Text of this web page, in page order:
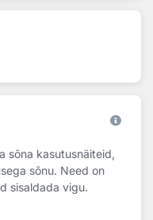
sõna kasutusnäiteid,
sõnu. Need on
sisaldada vigu.